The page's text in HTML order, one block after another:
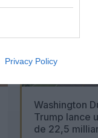
Privacy Policy
Washington
Trump lance
de 22,5